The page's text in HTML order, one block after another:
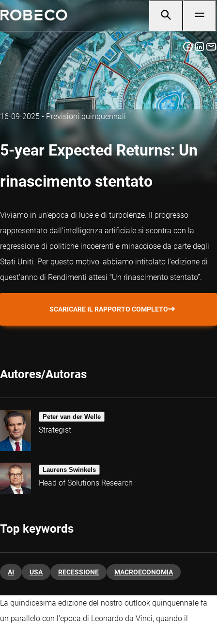
16-09-2025 • Previsioni quinquennali
5-year Expected Returns: Un
rinascimento stentato
Viviamo in un'epoca di luce e di turbolenze. Il progresso
rappresentato dall'intelligenza artificiale si scontra con la
regressione di politiche incoerenti e minacciose da parte degli
Stati Uniti. Per questo motivo, abbiamo intitolato l'edizione di
quest'anno di Rendimenti attesi “Un rinascimento stentato”.
SCARICARE IL RAPPORTO COMPLETO
Autores/Autoras
Peter van der Welle
Strategist
Laurens Swinkels
Head of Solutions Research
Top keywords
AI USA RECESSIONE MACROECONOMIA
La quindicesima edizione del nostro outlook quinquennale fa
un parallelo con l'epoca di Leonardo da Vinci, quando il